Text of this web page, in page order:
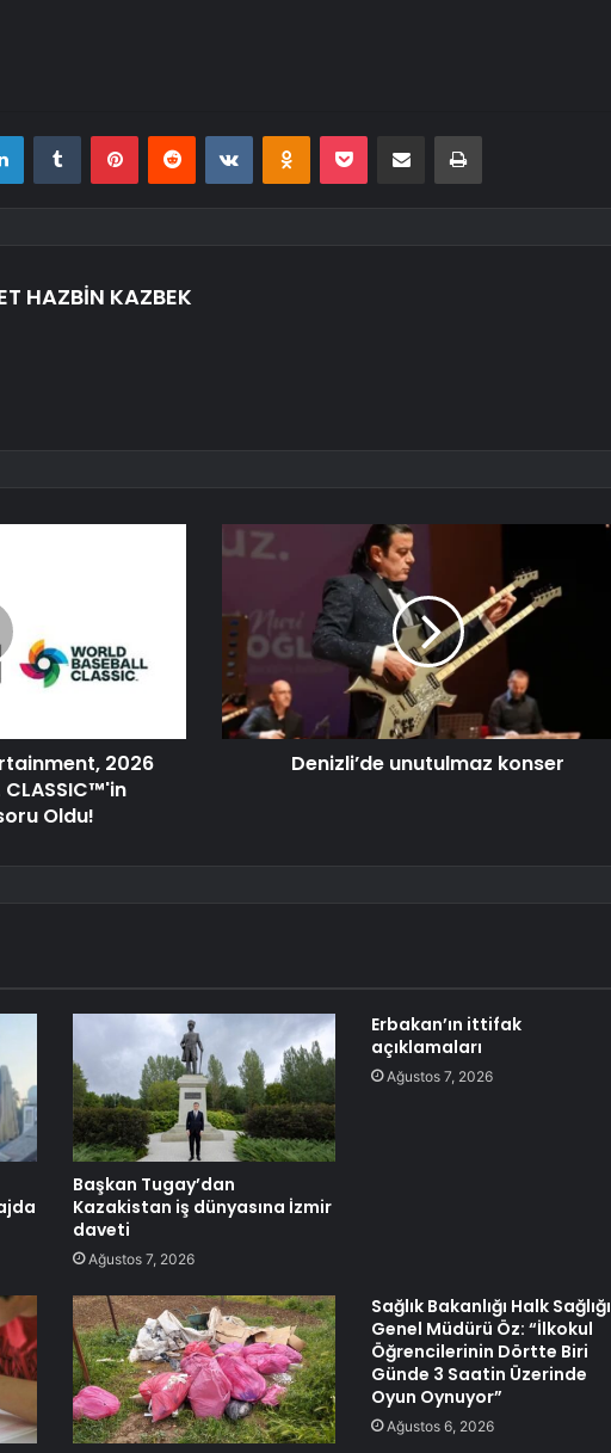
LinkedInTumblr PinterestReddit VKontakteOdnoklassniki
Pocket E-Posta ile paylaş Yazdır
HAZBİN KAZBEK
2026
CLASSIC™'in
Oldu!
Denizli’de unutulmaz konser
Başkan Tugay’dan
Kazakistan iş dünyasına İzmir
daveti
Ağustos 7, 2026
Erbakan’ın ittifak
açıklamaları
Ağustos 7, 2026
Sağlık Bakanlığı Halk Sağlığı
Genel Müdürü Öz: “İlkokul
Öğrencilerinin Dörtte Biri
Günde 3 Saatin Üzerinde
Oyun Oynuyor”
Ağustos 6, 2026